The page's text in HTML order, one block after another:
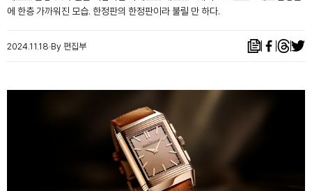
에 한층 가까워진 모습. 한정판의 한정판이라 불릴 만 하다.
2024.11.18 By 편집부